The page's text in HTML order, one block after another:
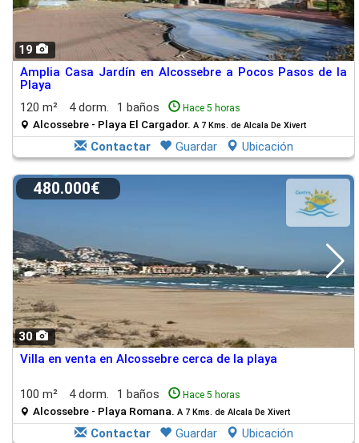
19
Amplia Casa Jardín en Alcossebre a Pocos Pasos de la
Playa
120 m²
4 dorm. 1 baños Hace 5 horas
Alcossebre - Playa El Cargador. A 7 Kms. de Alcala De Xivert
Contactar Guardar Ubicación
30
480.000€
Villa en venta en Alcossebre cerca de la playa
100 m² 4 dorm. 1 baños Hace 5 horas
Alcossebre - Playa Romana. A 7 Kms. de Alcala De Xivert
Contactar Guardar Ubicación